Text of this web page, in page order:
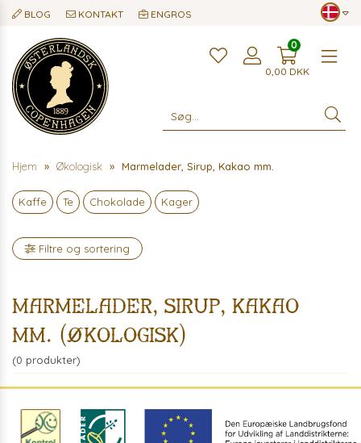
BLOG KONTAKT ENGROS
0,00 DKK
0
Hjem Økologisk Marmelader, Sirup, Kakao mm.
Kaffe Te Chokolade Kager
Filtre og sortering
Marmelader, Sirup, Kakao
mm. (Økologisk)
(0 produkter)